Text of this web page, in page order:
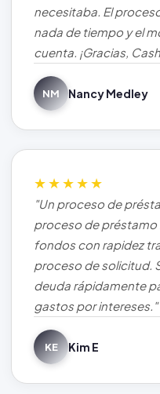
necesitaba. El
nada de tiempo y el
cuenta. ¡Gracias,
NM Nancy Medley
★★★★★
"Un proceso de
proceso de préstamo
fondos con rapidez
proceso de solicitud.
deuda rápidamente
gastos por intereses."
KE Kim E